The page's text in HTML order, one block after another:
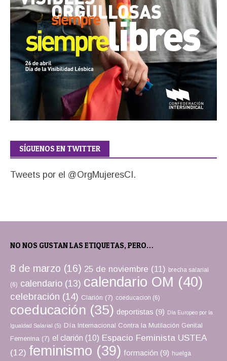
SÍGUENOS EN TWITTER
Tweets por el @OrgMujeresCI.
NO NOS GUSTAN LAS ETIQUETAS, PERO…
8 de marzo (16) 25 de noviembre (11) brecha salarial
(6) calendario (13) calendario OM (40)
celebración (14) Clarión (7) coeducacion (6)
coeducación (35) deportistas (9) Día Europeo por la
Igualdad Salarial (5) Día Internacional Contra la Mutilación Genital
Femenina (7) el clarión (10) Espacio Feminista USTEA
(12) feminismo (39) formación (9) huelga